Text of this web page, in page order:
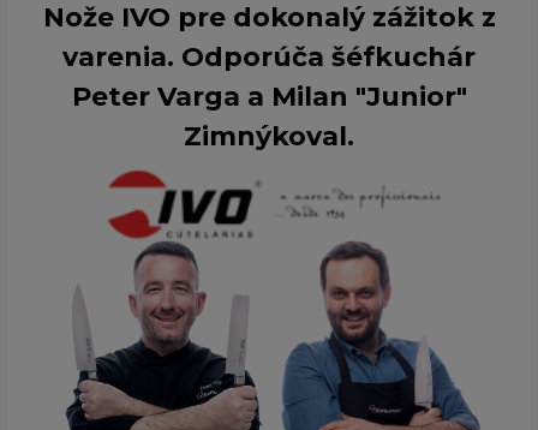
Nože IVO pre dokonalý zážitok z
varenia. Odporúča šéfkuchár
Peter Varga a Milan "Junior"
Zimnýkoval.